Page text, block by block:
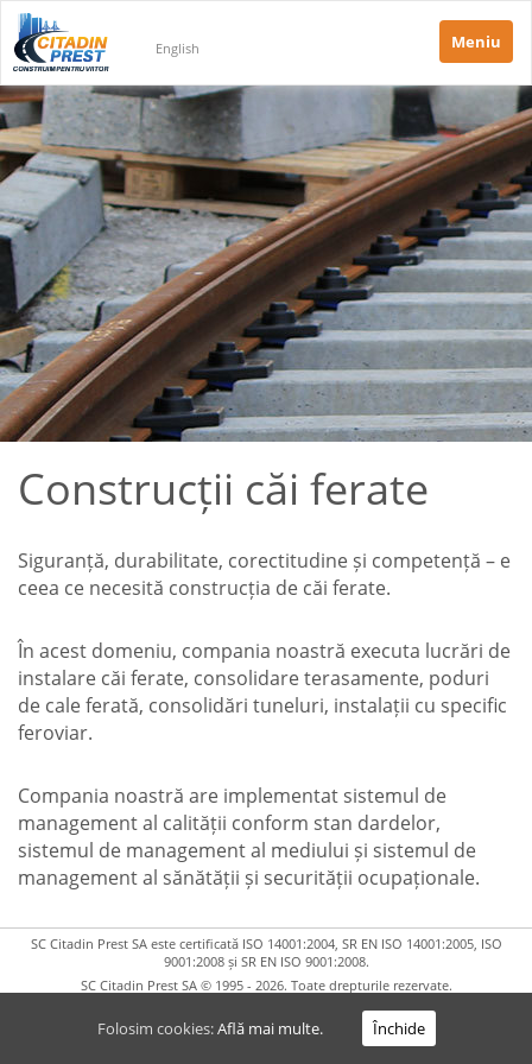
Meniu
English
Construcții căi ferate
Siguranță, durabilitate, corectitudine și competență – e
ceea ce necesită construcția de căi ferate.
În acest domeniu, compania noastră executa lucrări de
instalare căi ferate, consolidare terasamente, poduri
de cale ferată, consolidări tuneluri, instalații cu specific
feroviar.
Compania noastră are implementat sistemul de
management al calității conform stan dardelor,
sistemul de management al mediului și sistemul de
management al sănătății și securității ocupaționale.
SC Citadin Prest SA este certificată ISO 14001:2004, SR EN ISO 14001:2005, ISO
9001:2008 și SR EN ISO 9001:2008.
SC Citadin Prest SA © 1995 - 2026. Toate drepturile rezervate.
Folosim cookies:Află mai multe. Închide